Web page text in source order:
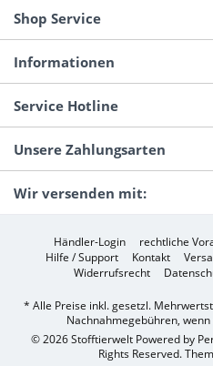
Shop Service
Informationen
Service Hotline
Unsere Zahlungsarten
Wir versenden mit:
Händler-Login rechtliche
Hilfe / Support
Kontakt
Widerrufsrecht
* Alle Preise inkl. gesetzl.
Nachnahmegebühren,
© 2026 Stofftierwelt Powered by
Rights Reserved.